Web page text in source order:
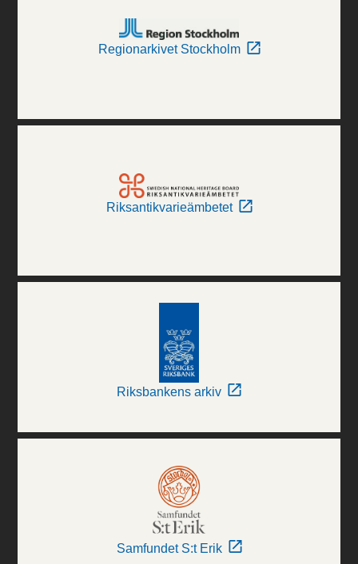
Regionarkivet Stockholm
Riksantikvarieämbetet
Riksbankens arkiv
Samfundet S:t Erik